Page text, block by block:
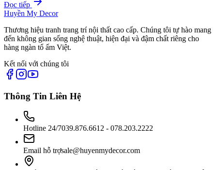
Đọc tiếp
Huyền My Decor
Thương hiệu tranh trang trí nội thất cao cấp. Chúng tôi tự hào mang
đến không gian sống nghệ thuật, hiện đại và đậm chất riêng cho
hàng ngàn tổ ấm Việt.
Kết nối với chúng tôi
Thông Tin Liên Hệ
Hotline 24/7039.876.6612 - 078.203.2222
Email hỗ trợsale@huyenmydecor.com